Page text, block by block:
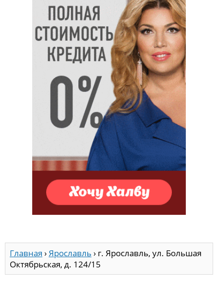
Главная ›Ярославль › г. Ярославль, ул. Большая
Октябрьская, д. 124/15